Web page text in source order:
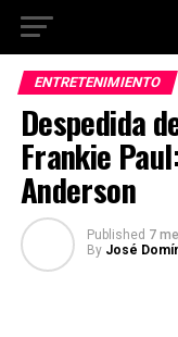
ENTRETENIMIENTO
Despedida
Frankie
Anderson
Published 7
By José